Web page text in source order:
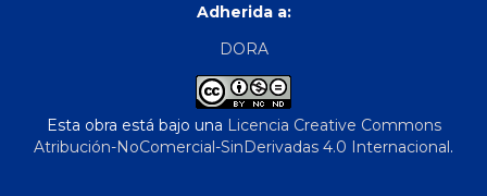
Adherida a:
DORA
Esta obra está bajo una Licencia Creative Commons
Atribución-NoComercial-SinDerivadas 4.0 Internacional.